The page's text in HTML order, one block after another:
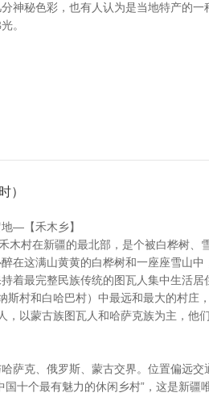
神秘色彩，也有人认为是当地特产的
。
）
—【禾木乡】
木村在新疆的最北部，是个被白桦树、
在这满山黄黄的白桦树和一座座雪山
着最完整民族传统的图瓦人集中生活
村和白哈巴村）中最远和最大的村庄
以蒙古族图瓦人和哈萨克族为主，他
萨克、俄罗斯、蒙古交界。位置偏远交
十个最有魅力的休闲乡村”，这是新疆